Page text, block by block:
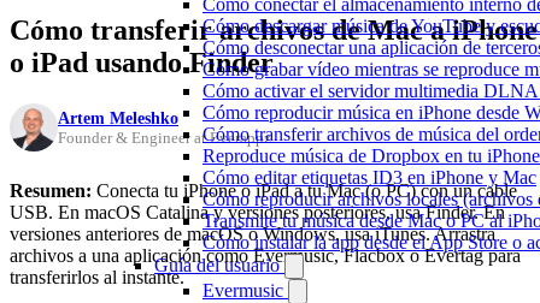
Cómo conectar el almacenamiento interno
Cómo descargar música de YouTube y
Cómo desconectar una aplicación de
Cómo grabar vídeo mientras se reproduce
Cómo activar el servidor multimedia
Cómo reproducir música en iPhone desde
Cómo transferir archivos de música del
Reproduce música de Dropbox en tu
Cómo editar etiquetas ID3 en iPhone y Mac
Cómo reproducir archivos locales (archivos
Transmite tu música desde Mac o PC al
Cómo instalar la app desde el App Store o
Guía del usuario
Evermusic
Cómo transferir archivos de Mac a iPhone
o iPad usando Finder
Artem Meleshko
Founder & Engineer at Everappz
Resumen: Conecta tu iPhone o iPad a tu Mac (o PC) con un cable
USB. En macOS Catalina y versiones posteriores, usa Finder. En
versiones anteriores de macOS o Windows, usa iTunes. Arrastra
archivos a una aplicación como Evermusic, Flacbox o Evertag para
transferirlos al instante.